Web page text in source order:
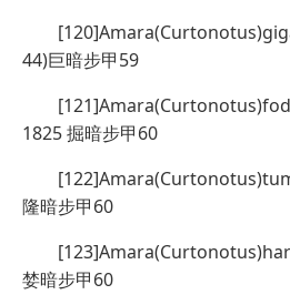
44)巨暗步甲59
1825 掘暗步甲60
隆暗步甲60
婪暗步甲60